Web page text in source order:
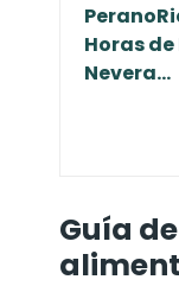
Horas
Nevera...
Guía